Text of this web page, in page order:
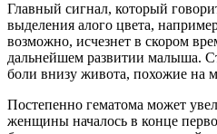
Главный сигнал, который
выделения алого цвета,
возможно, исчезнет в скором
дальнейшем развитии малыша.
боли внизу живота, похожие на
Постепенно гематома может
женщины началось в конце